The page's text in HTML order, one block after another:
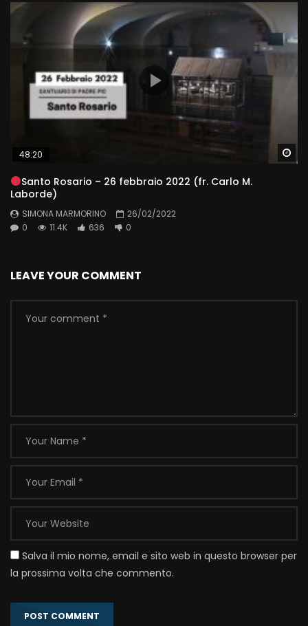
48:20
Santo Rosario – 26 febbraio 2022 (fr. Carlo M.
Laborde)
SIMONA MARMORINO
26/02/2022
0
11.4K 636 0
LEAVE YOUR COMMENT
Salva il mio nome, email e sito web in questo browser per
la prossima volta che commento.